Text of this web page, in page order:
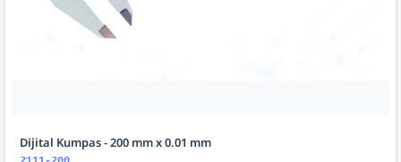
Dijital Kumpas - 200 mm x 0.01 mm